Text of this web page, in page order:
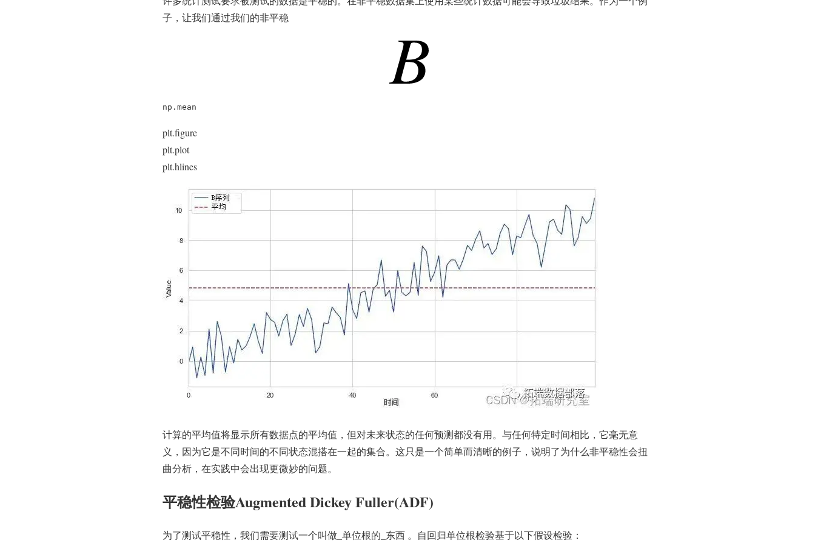
子，让我们通过我们的非平稳
np.mean
plt.figure
plt.plot
plt.hlines
计算的平均值将显示所有数据点的平均值，但对未来状态的任何预测都没有用。与任何特定时间相比，它毫无意
义，因为它是不同时间的不同状态混搭在一起的集合。这只是一个简单而清晰的例子，说明了为什么非平稳性会扭
曲分析，在实践中会出现更微妙的问题。
平稳性检验Augmented Dickey Fuller(ADF)
为了测试平稳性，我们需要测试一个叫做_单位根的_东西 。自回归单位根检验基于以下假设检验：